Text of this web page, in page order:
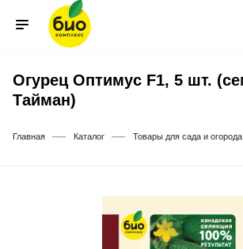
Огурец Оптимус F1, 5 шт.
Тайман)
Главная — Каталог — Товары для сада и огорода